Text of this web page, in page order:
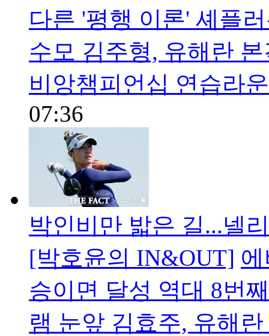
다른 '평행 이론' 셰플
수모 김주형, 유해란
비앙챔피언십 연습라
07:36
박인비만 밟은 길...넬
[박호윤의 IN&OUT]
승이면 달성 역대 8번
램 눈앞 김효주, 유해